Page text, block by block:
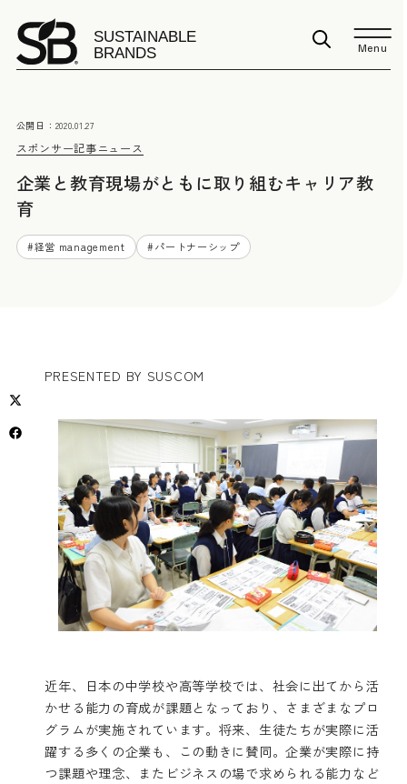
Menu
スポンサー記事ニュース
公開日： 2020.01.27
企業と教育現場がともに取り組むキャリア教
育
#経営 management #パートナーシップ
PRESENTED BY SUSCOM
近年、日本の中学校や高等学校では、社会に出てから活
かせる能力の育成が課題となっており、さまざまなプロ
グラムが実施されています。将来、生徒たちが実際に活
躍する多くの企業も、この動きに賛同。企業が実際に持
つ課題や理念、またビジネスの場で求められる能力など